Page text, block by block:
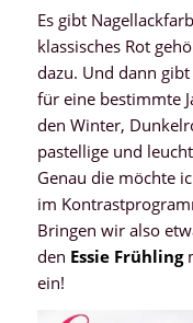
Es gibt
klassisches Rot
dazu. Und dann
für eine bestimmte
den Winter,
pastellige und
Genau die möchte
im
Bringen wir also
den Essie Frühling
ein!